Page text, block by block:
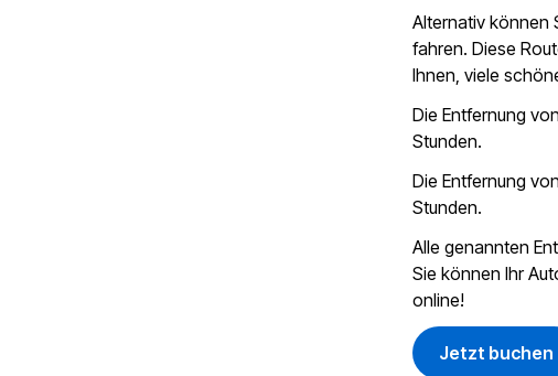
Alternativ können
fahren. Diese
Ihnen, viele
Die Entfernung
Stunden.
Die Entfernung
Stunden.
Alle genannten
Sie können Ihr
online!
Jetzt buchen